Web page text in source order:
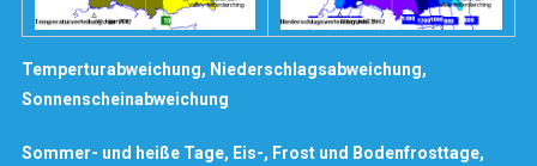
Temperturabweichung, Niederschlagsabweichung,
Sonnenscheinabweichung
Sommer- und heiße Tage, Eis-, Frost und Bodenfrosttage,